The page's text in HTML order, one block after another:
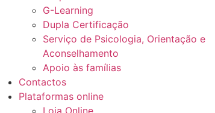
G-Learning
Dupla Certificação
Serviço de Psicologia, Orientação e
Aconselhamento
Apoio às famílias
Contactos
Plataformas online
Loja Online